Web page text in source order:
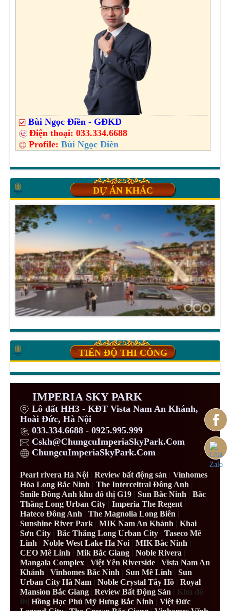
Bùi Ngọc Điền - GĐKD
Điện thoại:033.334.6688
Profile:Bùi Ngọc Điền
DỰ ÁN KHÁC
TIẾN ĐỘ THI CÔNG
IMPERIA SKY PARK
Lô đất HH3 - KĐT Vista Nam An Khánh,
Hoài Đức, Hà Nội
033.334.6688 - 0925.995.999
Cskh@ChungcuImperiaSkyPark.Com
ChungcuImperiaSkyPark.Com
Pearl rivera Hà Nội| Review bất động sản | Vinhomes
Hòa Long Bắc Ninh | The Interceltral Đông Anh |
Smile Đông Anh khu đô thị G19| Sun Bắc Ninh | Bắc
Thăng Long Urban City| Imperia The Regent|
Hateco Đông Anh | The Magnolia Long Biên |
Sunshine River Park| MIK Nam An Khánh | Khai
Sơn City| Bắc Thăng Long Urban City| Taseco Mê
Linh | Noble West Lake Ha Noi| MIK Bắc Ninh |
CEO Mê Linh | Mik Bắc Giang| Noble Rivera |
Mangala Complex| Việt Yên Riverside| Vista Nam An
Khánh | Vinhomes Bắc Ninh | Sun Mê Linh | Sun
Urban City Hà Nam| Noble Crystal Tây Hồ| Royal
Mansion Bắc Giang| Review Bất Động Sản | Khu đô
thị Hồng Hạc Phú Mỹ Hưng Bắc Ninh | Việt Đức